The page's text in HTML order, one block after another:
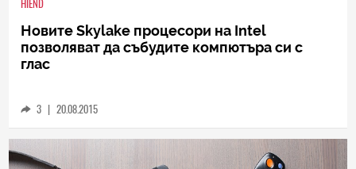
HIEND
Новите Skylake процесори на Intel
позволяват да събудите компютъра си с
глас
3 | 20.08.2015